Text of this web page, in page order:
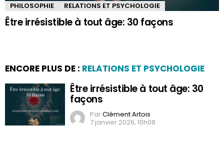
PHILOSOPHIE RELATIONS ET PSYCHOLOGIE
Être irrésistible à tout âge: 30 façons
ENCORE PLUS DE : RELATIONS ET PSYCHOLOGIE
Être irrésistible à tout âge: 30
façons
ParClément Artois
7 janvier 2026, 10h08